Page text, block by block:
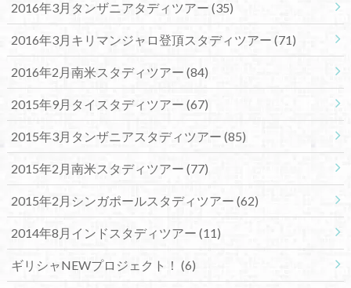
2016年3月タンザニアタディツアー (35)
2016年3月キリマンジャロ登頂スタディツアー (71)
2016年2月南米スタディツアー (84)
2015年9月タイスタディツアー (67)
2015年3月タンザニアスタディツアー (85)
2015年2月南米スタディツアー (77)
2015年2月シンガポールスタディツアー (62)
2014年8月インドスタディツアー (11)
ギリシャNEWプロジェクト！ (6)